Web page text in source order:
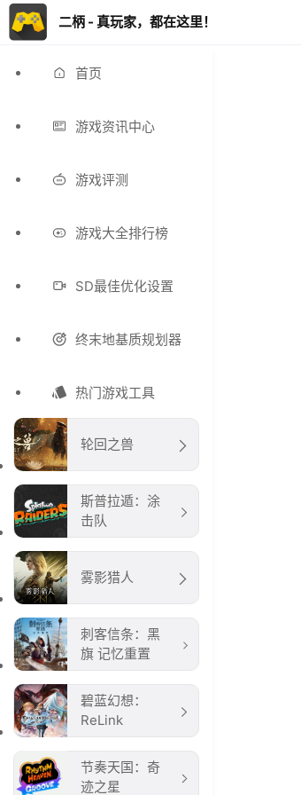
二柄 - 真玩家，都在这里！
首页
游戏资讯中心
游戏评测
游戏大全排行榜
SD最佳优化设置
终末地基质规划器
热门游戏工具
轮回之兽
斯普拉遁：涂
击队
雾影猎人
刺客信条：黑
旗 记忆重置
碧蓝幻想：
ReLink
节奏天国：奇
迹之星